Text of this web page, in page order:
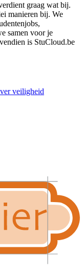
graag wat bij.
manieren bij. We
samen voor je
is StuCloud.be
veiligheid